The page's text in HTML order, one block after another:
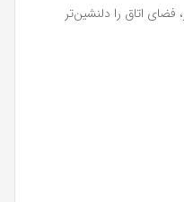
اتاق را دلنشین‌تر